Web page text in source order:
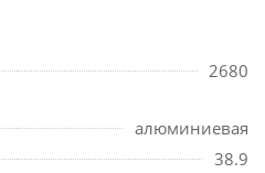
2680
алюминиевая
38.9